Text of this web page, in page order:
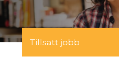
Tillsatt jobb